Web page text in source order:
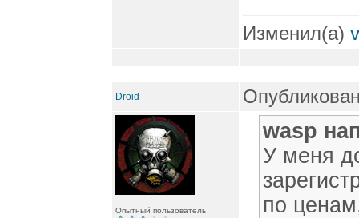
Изменил(а)
Droid
Опытный пользователь
wasp
У меня
по